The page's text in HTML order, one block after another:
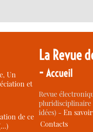
Un
et
de ce
La Revue
-Accueil
Revue
idées) -En
Contacts